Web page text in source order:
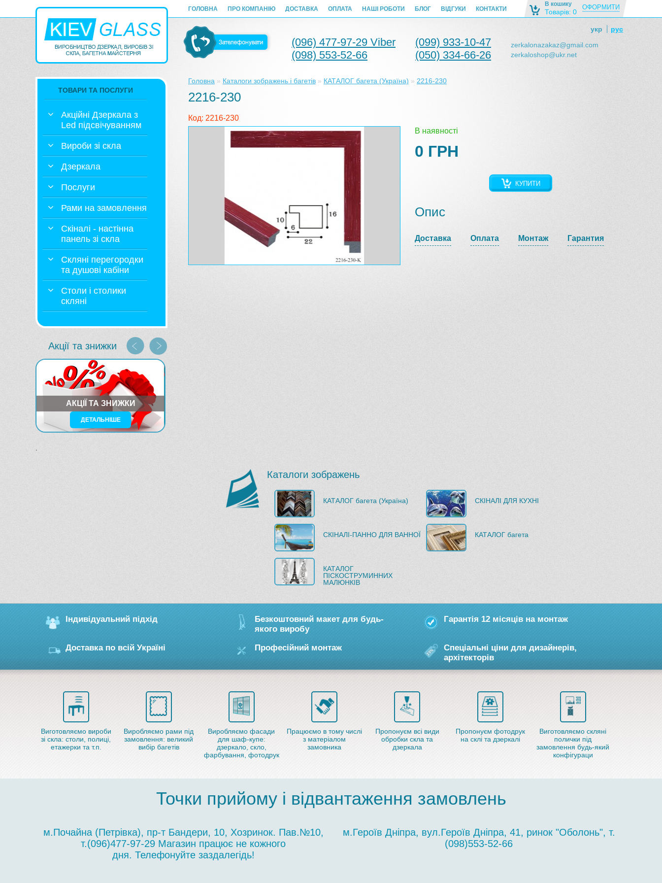
В кошику
Товарів: 0
ОФОРМИТИ
ГОЛОВНА ПРО КОМПАНІЮ ДОСТАВКА ОПЛАТА НАШІ РОБОТИ БЛОГ ВІДГУКИ КОНТАКТИ
(096) 477-97-29 Viber
(098) 553-52-66
(099) 933-10-47
(050) 334-66-26
zerkalonazakaz@gmail.com
zerkaloshop@ukr.net
укр рус
ТОВАРИ ТА ПОСЛУГИ
Акційні Дзеркала з
Led підсвічуванням
Вироби зі скла
Дзеркала
Послуги
Рами на замовлення
Скіналі - настінна
панель зі скла
Скляні перегородки
та душові кабіни
Столи і столики
скляні
Акції та знижки
АКЦІЇ ТА ЗНИЖКИ
ДЕТАЛЬНІШЕ
Головна » Каталоги зображень і багетів » КАТАЛОГ багета (Україна) » 2216-230
2216-230
Код: 2216-230
В наявності
0 ГРН
КУПИТИ
Опис
Доставка Оплата Монтаж Гарантия
Каталоги зображень
КАТАЛОГ багета (Україна) СКІНАЛІ ДЛЯ КУХНІ
СКІНАЛІ-ПАННО ДЛЯ ВАННОЇ КАТАЛОГ багета
КАТАЛОГ
ПІСКОСТРУМИННИХ
МАЛЮНКІВ
Індивідуальний підхід
Безкоштовний макет для будь-
якого виробу
Гарантія 12 місяців на монтаж
Доставка по всій Україні Професійний монтаж
Спеціальні ціни для дизайнерів,
архітекторів
Виготовляємо вироби
зі скла: столи, полиці,
етажерки та т.п.
Виробляємо рами під
замовлення: великий
вибір багетів
Виробляємо фасади
для шаф-купе:
дзеркало, скло,
фарбування, фотодрук
Працюємо в тому числі
з матеріалом
замовника
Пропонуєм всі види
обробки скла та
дзеркала
Пропонуєм фотодрук
на склі та дзеркалі
Виготовляємо скляні
полички під
замовлення будь-який
конфігураци
Точки прийому і відвантаження замовлень
м.Почайна (Петрівка), пр-т Бандери, 10, Хозринок. Пав.№10,
т.(096)477-97-29 Магазин працює не кожного
дня. Телефонуйте заздалегідь!
м.Героїв Дніпра, вул.Героїв Дніпра, 41, ринок "Оболонь", т.
(098)553-52-66